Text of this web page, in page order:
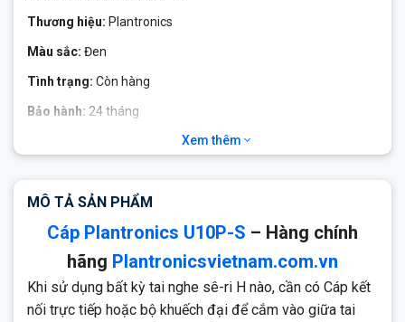
Thương hiệu: Plantronics
Màu sắc: Đen
Tình trạng: Còn hàng
Bảo hành: 24 tháng
sử dụng làm Cáp kết nối trực tiếp để kết nối các tai nghe
Plantronic H-Series. Kết nối tai nghe của bạn với điện thoại của
bạn. U10 cho kết nối cổng tai nghe. U10P-S cho kết nối
Xem thêm
MÔ TẢ SẢN PHẨM
Cáp Plantronics U10P-S – Hàng chính
hãng Plantronicsvietnam.com.vn
Khi sử dụng bất kỳ tai nghe sê-ri H nào, cần có Cáp kết
nối trực tiếp hoặc bộ khuếch đại để cắm vào giữa tai